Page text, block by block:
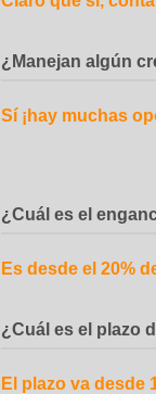
¿Manejan algún
Sí ¡hay muchas
¿Cuál es el
Es desde el 20%
¿Cuál es el plazo
El plazo va desde